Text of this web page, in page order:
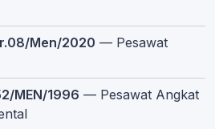
Men/2020 — Pesawat
MEN/1996 — Pesawat Angkat